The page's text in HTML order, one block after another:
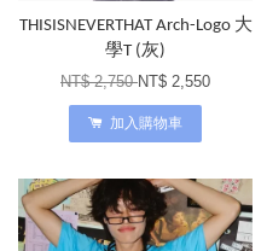
THISISNEVERTHAT Arch-Logo 大
學T (灰)
NT$ 2,750NT$ 2,550
加入購物車